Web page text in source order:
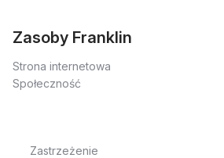
Zasoby Franklin
Strona internetowa
Społeczność
Zastrzeżenie